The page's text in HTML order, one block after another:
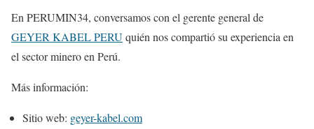
En PERUMIN34, conversamos con el gerente general de
GEYER KABEL PERUquién nos compartió su experiencia en
el sector minero en Perú.
Más información:
Sitio web: geyer-kabel.com